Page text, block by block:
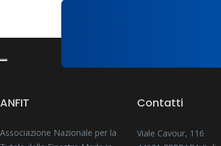
ANFIT
Associazione Nazionale per la
Contatti
Viale Cavour, 116